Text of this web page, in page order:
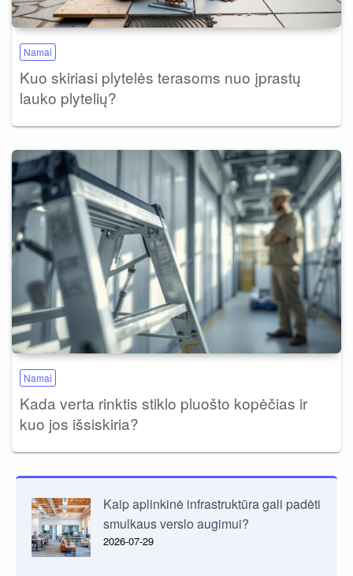
Namai
Kuo skiriasi plytelės terasoms nuo įprastų
lauko plytelių?
Namai
Kada verta rinktis stiklo pluošto kopėčias ir
kuo jos išsiskiria?
Kaip aplinkinė infrastruktūra gali padėti
smulkaus verslo augimui?
2026-07-29